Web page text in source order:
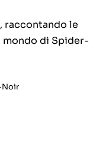
raccontando le
di Spider-